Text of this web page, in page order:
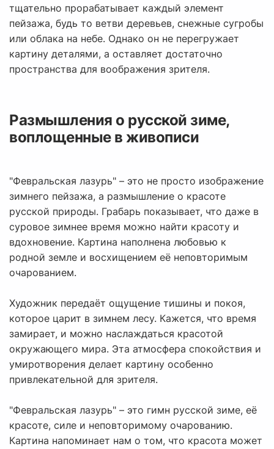
тщательно прорабатывает каждый элемент
пейзажа, будь то ветви деревьев, снежные сугробы
или облака на небе. Однако он не перегружает
картину деталями, а оставляет достаточно
пространства для воображения зрителя.
Размышления о русской зиме,
воплощенные в живописи
"Февральская лазурь" – это не просто изображение
зимнего пейзажа, а размышление о красоте
русской природы. Грабарь показывает, что даже в
суровое зимнее время можно найти красоту и
вдохновение. Картина наполнена любовью к
родной земле и восхищением её неповторимым
очарованием.
Художник передаёт ощущение тишины и покоя,
которое царит в зимнем лесу. Кажется, что время
замирает, и можно наслаждаться красотой
окружающего мира. Эта атмосфера спокойствия и
умиротворения делает картину особенно
привлекательной для зрителя.
"Февральская лазурь" – это гимн русской зиме, её
красоте, силе и неповторимому очарованию.
Картина напоминает нам о том, что красота может